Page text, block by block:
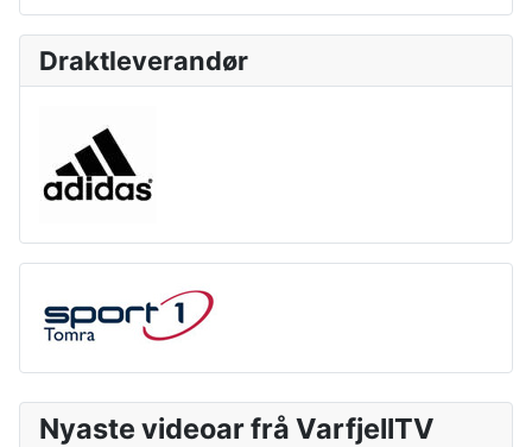
Draktleverandør
Nyaste videoar frå VarfjellTV